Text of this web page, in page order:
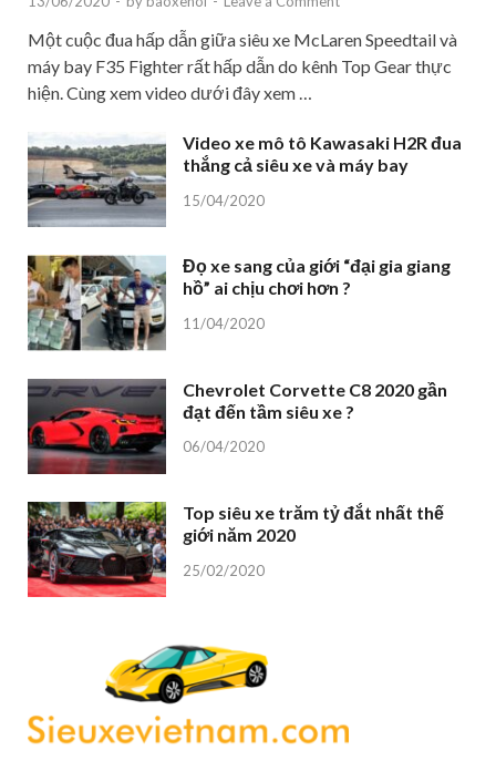
Một cuộc đua hấp dẫn giữa siêu xe McLaren Speedtail và
máy bay F35 Fighter rất hấp dẫn do kênh Top Gear thực
hiện. Cùng xem video dưới đây xem …
Video xe mô tô Kawasaki H2R đua
thắng cả siêu xe và máy bay
15/04/2020
Đọ xe sang của giới “đại gia giang
hồ” ai chịu chơi hơn ?
11/04/2020
Chevrolet Corvette C8 2020 gần
đạt đến tầm siêu xe ?
06/04/2020
Top siêu xe trăm tỷ đắt nhất thế
giới năm 2020
25/02/2020